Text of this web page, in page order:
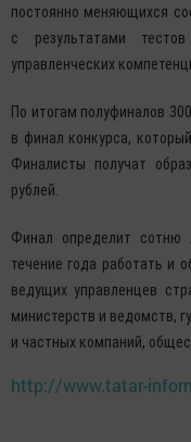
постоянно меняющихся
с результатами
управленческих
По итогам полуфиналов
в финал конкурса,
Финалисты получат
рублей.
Финал определит сотню
течение года работать и
ведущих управленцев
министерств и ведомств,
и частных компаний,
http://www.tatar-